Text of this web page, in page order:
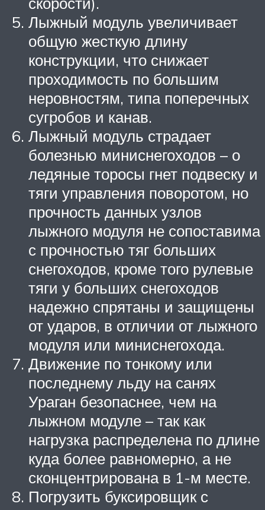
Лыжный модуль увеличивает
общую жесткую длину
конструкции, что снижает
проходимость по большим
неровностям, типа поперечных
сугробов и канав.
Лыжный модуль страдает
болезнью миниснегоходов – о
ледяные торосы гнет подвеску и
тяги управления поворотом, но
прочность данных узлов
лыжного модуля не сопоставима
с прочностью тяг больших
снегоходов, кроме того рулевые
тяги у больших снегоходов
надежно спрятаны и защищены
от ударов, в отличии от лыжного
модуля или миниснегохода.
Движение по тонкому или
последнему льду на санях
Ураган безопаснее, чем на
лыжном модуле – так как
нагрузка распределена по длине
куда более равномерно, а не
сконцентрирована в 1-м месте.
Погрузить буксировщик с